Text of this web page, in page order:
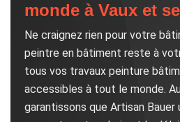
monde à Vaux et
Ne craignez rien pour votre
peintre en bâtiment reste à
tous vos travaux peinture
accessibles à tout le monde.
garantissons que Artisan Bauer